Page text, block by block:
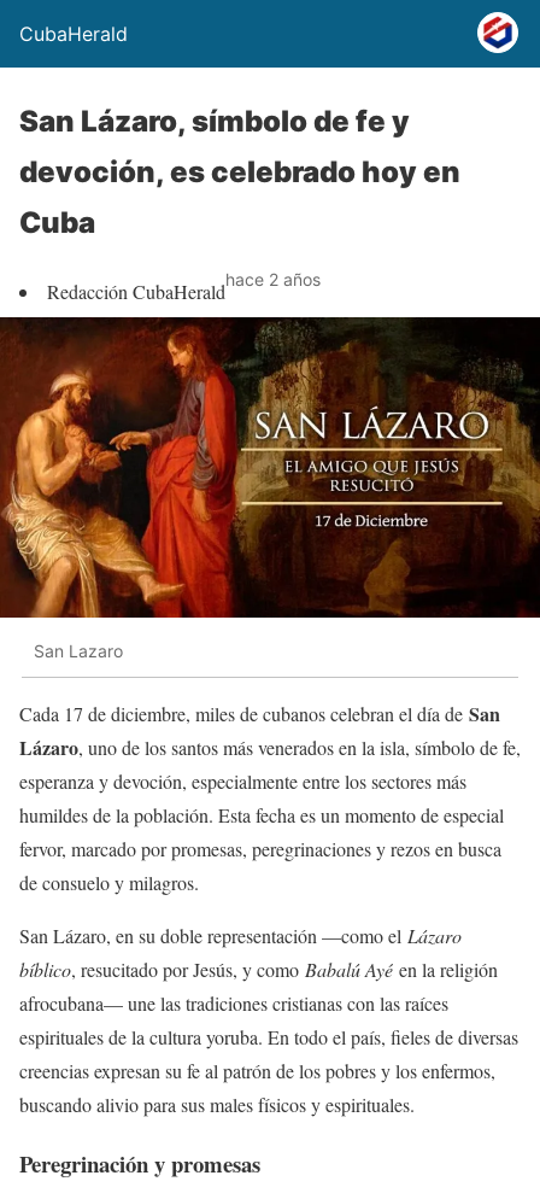
CubaHerald
San Lázaro, símbolo de fe y
devoción, es celebrado hoy en
Cuba
Redacción CubaHeraldhace 2 años
San Lazaro
Cada 17 de diciembre, miles de cubanos celebran el día de San
Lázaro, uno de los santos más venerados en la isla, símbolo de fe,
esperanza y devoción, especialmente entre los sectores más
humildes de la población. Esta fecha es un momento de especial
fervor, marcado por promesas, peregrinaciones y rezos en busca
de consuelo y milagros.
San Lázaro, en su doble representación —como el Lázaro
bíblico, resucitado por Jesús, y como Babalú Ayé en la religión
afrocubana— une las tradiciones cristianas con las raíces
espirituales de la cultura yoruba. En todo el país, fieles de diversas
creencias expresan su fe al patrón de los pobres y los enfermos,
buscando alivio para sus males físicos y espirituales.
Peregrinación y promesas